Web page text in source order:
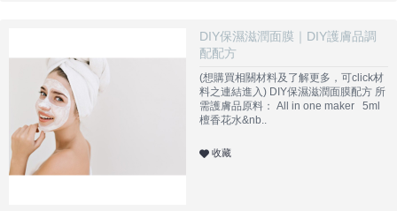
DIY保濕滋潤面膜｜DIY護膚品調
配配方
(想購買相關材料及了解更多，可click材
料之連結進入) DIY保濕滋潤面膜配方 所
需護膚品原料： All in one maker 5ml
檀香花水&nb..
收藏